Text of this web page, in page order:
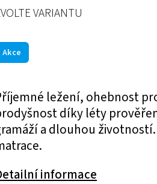
ležení, ohebnost
díky léty
a dlouhou
informace
Akce
VARIANTU